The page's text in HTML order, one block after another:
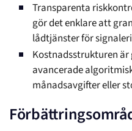
Transparenta
gör det enklare att
lådtjänster för
Kostnadsstrukturen
avancerade
månadsavgifter eller